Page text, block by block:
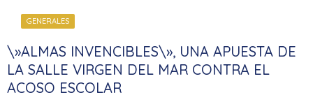
GENERALES
\»ALMAS INVENCIBLES\», UNA APUESTA DE
LA SALLE VIRGEN DEL MAR CONTRA EL
ACOSO ESCOLAR